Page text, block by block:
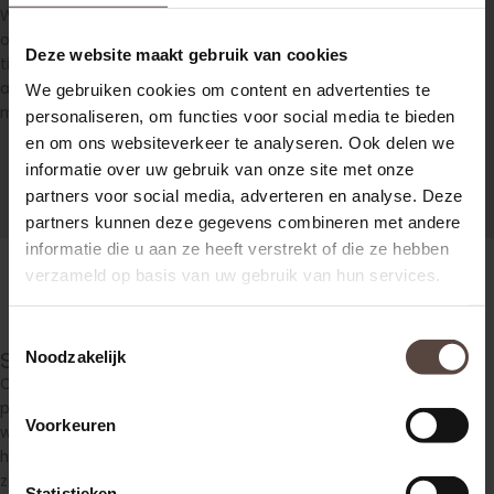
Deze website maakt gebruik van cookies
We gebruiken cookies om content en advertenties te
personaliseren, om functies voor social media te bieden
en om ons websiteverkeer te analyseren. Ook delen we
informatie over uw gebruik van onze site met onze
partners voor social media, adverteren en analyse. Deze
partners kunnen deze gegevens combineren met andere
informatie die u aan ze heeft verstrekt of die ze hebben
verzameld op basis van uw gebruik van hun services.
Noodzakelijk
Voorkeuren
Wij geven u graag geheel vrijblijvend een eerste indicatie over
of u recht hebt op een schadevergoeding. Dit kan naar wens
tijdens een bezoek aan huis of telefonisch. Aan de hand van
alle gegevens kunnen wij smartengeld berekenen bij
mishandeling.
Smartengeld berekenen whiplash
Ook bij lichamelijke klachten na een ongeval kunt u emotionele
pijn ervaren. Onze experts kunnen uw smartengeld berekenen bij
whiplash. Omdat de oprichters van Sincerus Letselschade zelf in
het verleden te maken hebben gehad met letselschade kunnen
zij zich erg goed inleven in uw situatie en proberen we met deze